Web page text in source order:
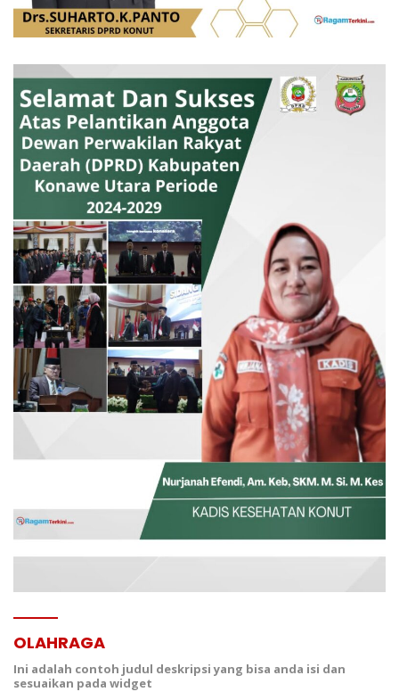
OLAHRAGA
Ini adalah contoh judul deskripsi yang bisa anda isi dan
sesuaikan pada widget